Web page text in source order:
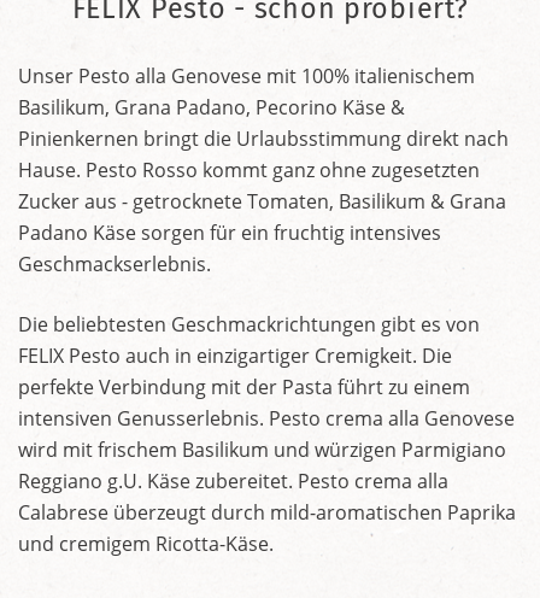
FELIX Pesto - schon probiert?
Unser Pesto alla Genovese mit 100% italienischem
Basilikum, Grana Padano, Pecorino Käse &
Pinienkernen bringt die Urlaubsstimmung direkt nach
Hause. Pesto Rosso kommt ganz ohne zugesetzten
Zucker aus - getrocknete Tomaten, Basilikum & Grana
Padano Käse sorgen für ein fruchtig intensives
Geschmackserlebnis.
Die beliebtesten Geschmackrichtungen gibt es von
FELIX Pesto auch in einzigartiger Cremigkeit. Die
perfekte Verbindung mit der Pasta führt zu einem
intensiven Genusserlebnis. Pesto crema alla Genovese
wird mit frischem Basilikum und würzigen Parmigiano
Reggiano g.U. Käse zubereitet. Pesto crema alla
Calabrese überzeugt durch mild-aromatischen Paprika
und cremigem Ricotta-Käse.